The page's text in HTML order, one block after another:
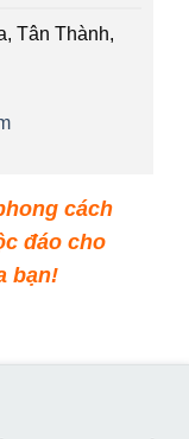
Tân Thành,
cách
đáo cho
bạn!